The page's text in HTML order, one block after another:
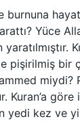
burnuna
Yüce
pişirilmiş
Kuran’a
yedi kez